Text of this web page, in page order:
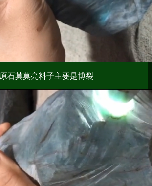
原石莫莫亮料子主要是博裂